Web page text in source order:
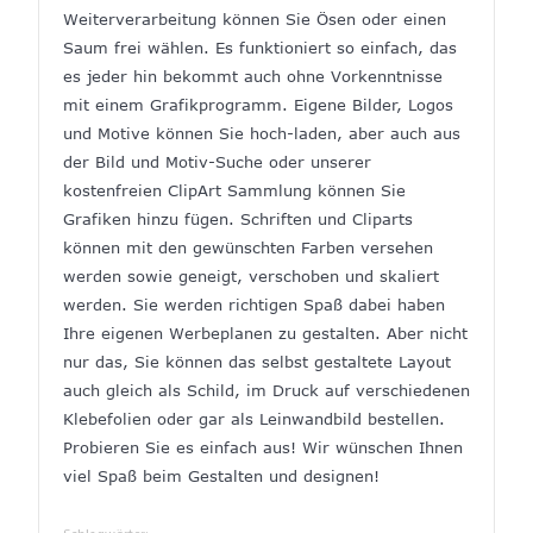
Weiterverarbeitung können Sie Ösen oder einen
Saum frei wählen. Es funktioniert so einfach, das
es jeder hin bekommt auch ohne Vorkenntnisse
mit einem Grafikprogramm. Eigene Bilder, Logos
und Motive können Sie hoch-laden, aber auch aus
der Bild und Motiv-Suche oder unserer
kostenfreien ClipArt Sammlung können Sie
Grafiken hinzu fügen. Schriften und Cliparts
können mit den gewünschten Farben versehen
werden sowie geneigt, verschoben und skaliert
werden. Sie werden richtigen Spaß dabei haben
Ihre eigenen Werbeplanen zu gestalten. Aber nicht
nur das, Sie können das selbst gestaltete Layout
auch gleich als Schild, im Druck auf verschiedenen
Klebefolien oder gar als Leinwandbild bestellen.
Probieren Sie es einfach aus! Wir wünschen Ihnen
viel Spaß beim Gestalten und designen!